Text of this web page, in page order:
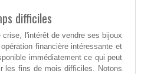
difficiles
l'intérêt de vendre ses bijoux
financière intéressante et
immédiatement ce qui peut
les fins de mois difficiles. Notons